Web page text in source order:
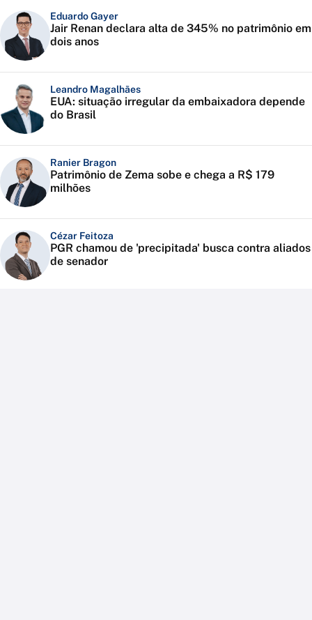
Eduardo Gayer
Jair Renan declara alta de 345% no patrimônio em
dois anos
Leandro Magalhães
EUA: situação irregular da embaixadora depende
do Brasil
Ranier Bragon
Patrimônio de Zema sobe e chega a R$ 179
milhões
Cézar Feitoza
PGR chamou de 'precipitada' busca contra aliados
de senador